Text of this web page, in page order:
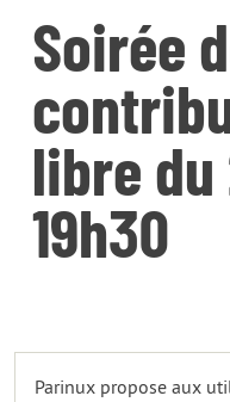
Soirée
libre
19h30
Parinux propose aux